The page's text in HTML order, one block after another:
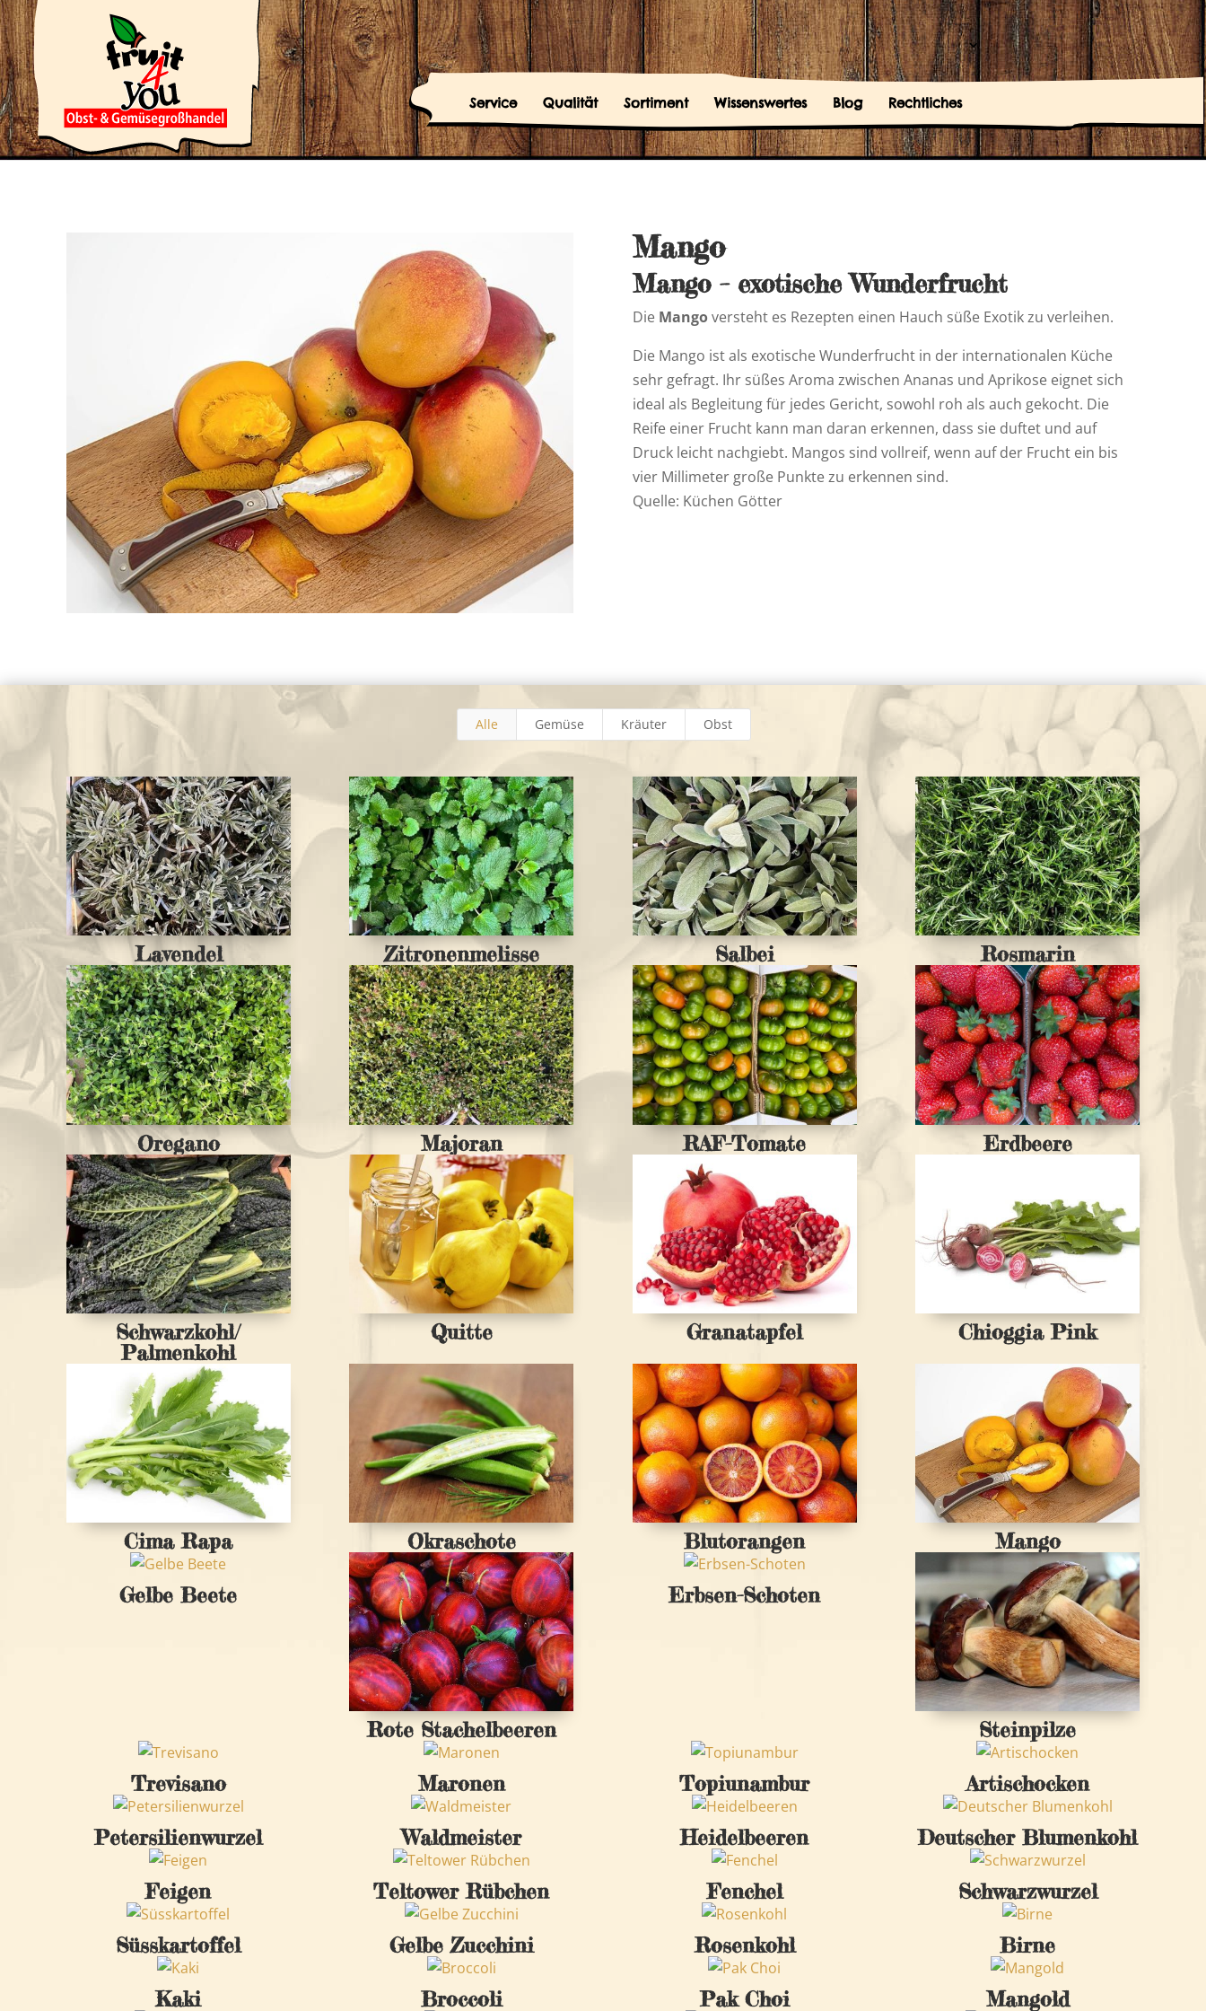
Service Qualität Sortiment Wissenswertes Blog Rechtliches
Mango
Mango – exotische Wunderfrucht
Die Mangoversteht es Rezepten einen Hauch süße Exotik zu verleihen.
Die Mango ist als exotische Wunderfrucht in der internationalen Küche
sehr gefragt. Ihr süßes Aroma zwischen Ananas und Aprikose eignet sich
ideal als Begleitung für jedes Gericht, sowohl roh als auch gekocht. Die
Reife einer Frucht kann man daran erkennen, dass sie duftet und auf
Druck leicht nachgiebt. Mangos sind vollreif, wenn auf der Frucht ein bis
vier Millimeter große Punkte zu erkennen sind.
Quelle: Küchen Götter
Alle Gemüse Kräuter Obst
Lavendel Zitronenmelisse Salbei Rosmarin
Oregano Majoran RAF-Tomate Erdbeere
Schwarzkohl/
Palmenkohl
Quitte Granatapfel Chioggia Pink
Cima Rapa Okraschote Blutorangen Mango
Gelbe Beete
Rote Stachelbeeren
Erbsen-Schoten
Steinpilze
Trevisano Maronen Topiunambur Artischocken
Petersilienwurzel Waldmeister Heidelbeeren Deutscher Blumenkohl
Feigen Teltower Rübchen Fenchel Schwarzwurzel
Süsskartoffel Gelbe Zucchini Rosenkohl Birne
Kaki Broccoli Pak Choi Mangold